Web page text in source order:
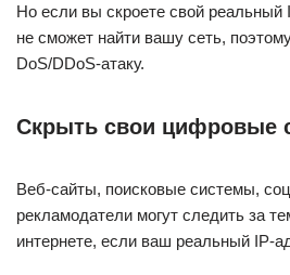
Но если вы скроете свой реальный
не сможет найти вашу сеть,
DoS/DDoS-атаку.
Скрыть свои цифровые
Веб-сайты, поисковые системы,
рекламодатели могут следить за
интернете, если ваш реальный IP-